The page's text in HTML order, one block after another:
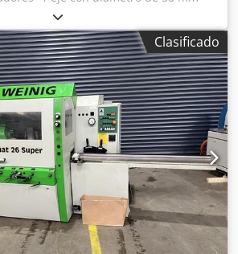
Mecanismo de avance y prensa
Siko
Clasificado